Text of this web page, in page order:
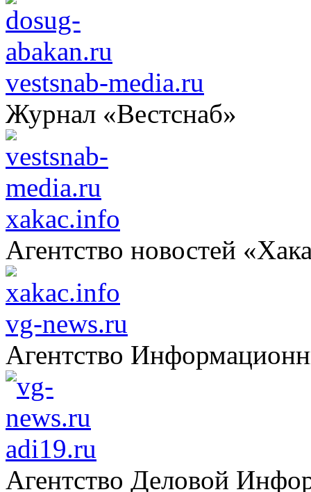
vestsnab-media.ru
Журнал «Вестснаб»
xakac.info
Агентство новостей
vg-news.ru
Агентство
adi19.ru
Агентство Деловой